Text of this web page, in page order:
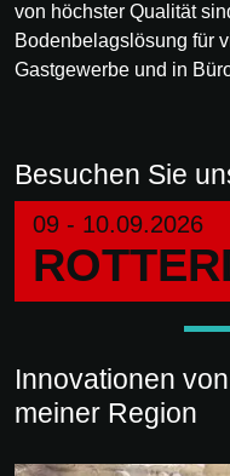
von höchster Qualität
Bodenbelagslösung für
Gastgewerbe und in
Besuchen Sie
09 - 10.09.2026
Innovationen
meiner Region